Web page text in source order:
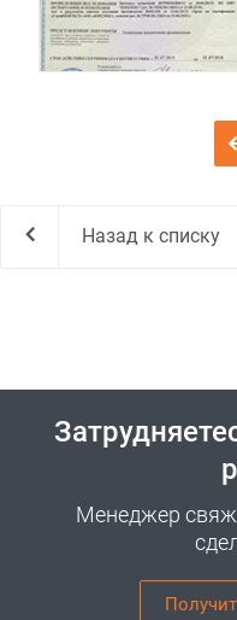
Назад к списку
Менеджер